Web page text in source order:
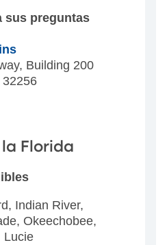
sus preguntas
Building 200
32256
Florida
Indian River,
Okeechobee,
Lucie